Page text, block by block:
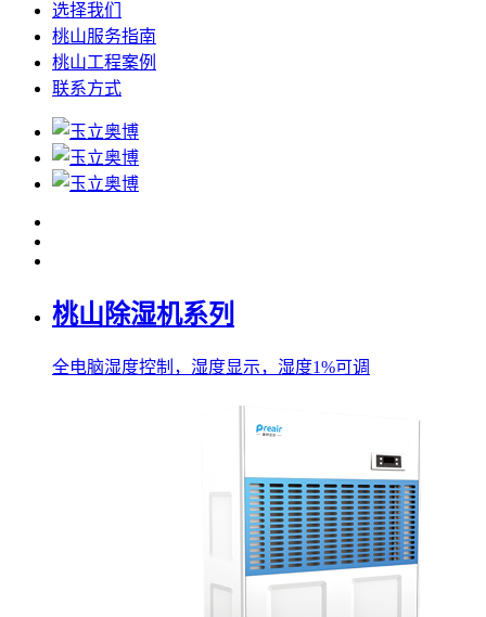
选择我们
桃山服务指南
桃山工程案例
联系方式
桃山除湿机系列
全电脑湿度控制，湿度显示，湿度1%可调